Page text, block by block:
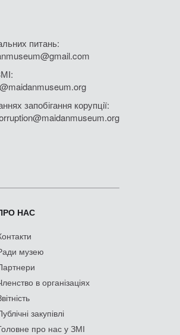
питань:
запобігання корупції:
НАС
музею
в організаціях
закупівлі
про нас у ЗМІ